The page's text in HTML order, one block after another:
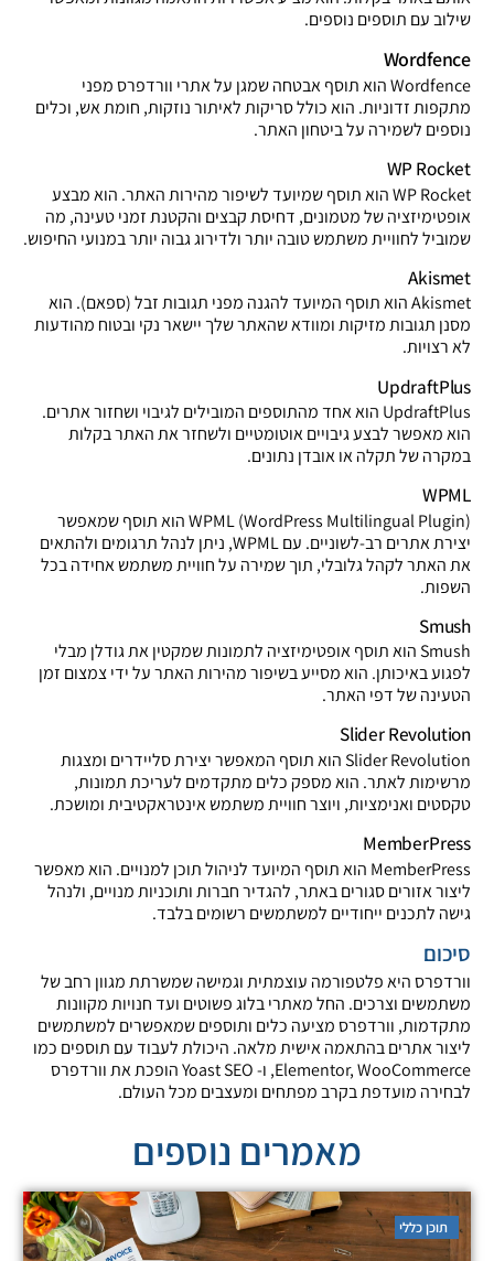
שילוב עם תוספים נוספים.
Wordfence
Wordfence הוא תוסף אבטחה שמגן על אתרי וורדפרס מפני
מתקפות זדוניות. הוא כולל סריקות לאיתור נוזקות, חומת אש, וכלים
נוספים לשמירה על ביטחון האתר.
WP Rocket
WP Rocket הוא תוסף שמיועד לשיפור מהירות האתר. הוא מבצע
אופטימיזציה של מטמונים, דחיסת קבצים והקטנת זמני טעינה, מה
שמוביל לחוויית משתמש טובה יותר ולדירוג גבוה יותר במנועי החיפוש.
Akismet
Akismet הוא תוסף המיועד להגנה מפני תגובות זבל (ספאם). הוא
מסנן תגובות מזיקות ומוודא שהאתר שלך יישאר נקי ובטוח מהודעות
לא רצויות.
UpdraftPlus
UpdraftPlus הוא אחד מהתוספים המובילים לגיבוי ושחזור אתרים.
הוא מאפשר לבצע גיבויים אוטומטיים ולשחזר את האתר בקלות
במקרה של תקלה או אובדן נתונים.
WPML
WPML (WordPress Multilingual Plugin) הוא תוסף שמאפשר
יצירת אתרים רב-לשוניים. עם WPML, ניתן לנהל תרגומים ולהתאים
את האתר לקהל גלובלי, תוך שמירה על חוויית משתמש אחידה בכל
השפות.
Smush
Smush הוא תוסף אופטימיזציה לתמונות שמקטין את גודלן מבלי
לפגוע באיכותן. הוא מסייע בשיפור מהירות האתר על ידי צמצום זמן
הטעינה של דפי האתר.
Slider Revolution
Slider Revolution הוא תוסף המאפשר יצירת סליידרים ומצגות
מרשימות לאתר. הוא מספק כלים מתקדמים לעריכת תמונות,
טקסטים ואנימציות, ויוצר חוויית משתמש אינטראקטיבית ומושכת.
MemberPress
MemberPress הוא תוסף המיועד לניהול תוכן למנויים. הוא מאפשר
ליצור אזורים סגורים באתר, להגדיר חברות ותוכניות מנויים, ולנהל
גישה לתכנים ייחודיים למשתמשים רשומים בלבד.
סיכום
וורדפרס היא פלטפורמה עוצמתית וגמישה שמשרתת מגוון רחב של
משתמשים וצרכים. החל מאתרי בלוג פשוטים ועד חנויות מקוונות
מתקדמות, וורדפרס מציעה כלים ותוספים שמאפשרים למשתמשים
ליצור אתרים בהתאמה אישית מלאה. היכולת לעבוד עם תוספים כמו
Elementor, WooCommerce, ו- Yoast SEO הופכת את וורדפרס
לבחירה מועדפת בקרב מפתחים ומעצבים מכל העולם.
מאמרים נוספים
תוכן כללי